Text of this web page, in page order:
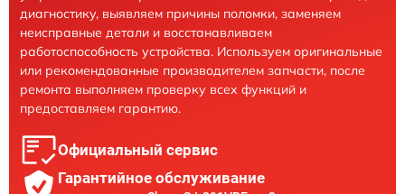
диагностику, выявляем причины поломки, заменяем
неисправные детали и восстанавливаем
работоспособность устройства. Используем оригинальные
или рекомендованные производителем запчасти, после
ремонта выполняем проверку всех функций и
предоставляем гарантию.
Официальный сервис
Гарантийное обслуживание